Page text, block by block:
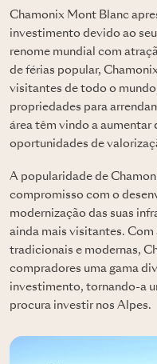
Chamonix Mont Blanc
investimento devido ao
renome mundial com
de férias popular,
visitantes de todo o
propriedades para
área têm vindo a
oportunidades de
A popularidade de
compromisso com o
modernização das suas
ainda mais visitantes.
tradicionais e modernas,
compradores uma gama
investimento, tornando-a
procura investir nos Alpes.